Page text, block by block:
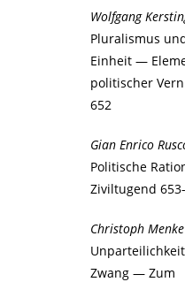
Wolfgang
Pluralismus
Einheit —
politischer
652
Gian Enrico
Politische
Ziviltugend
Christoph Menke
Zwang — Zum